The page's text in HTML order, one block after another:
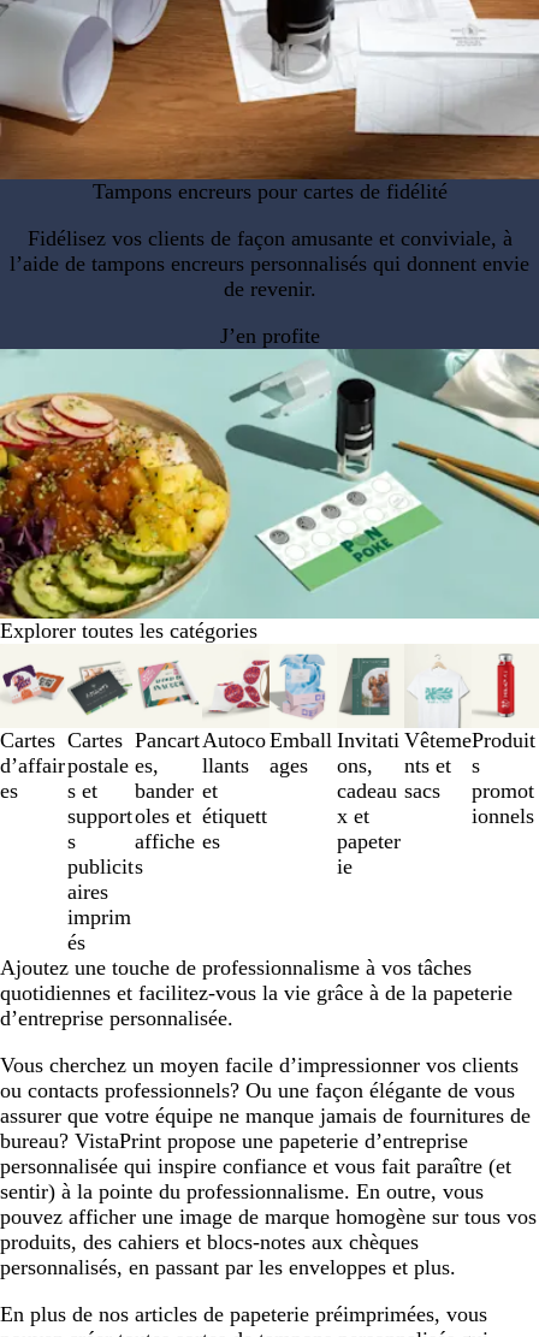
Tampons encreurs pour cartes de fidélité
Fidélisez vos clients de façon amusante et conviviale, à
l’aide de tampons encreurs personnalisés qui donnent envie
de revenir.
J’en profite
Explorer toutes les catégories
Cartes
d’affair
es
Cartes
postale
s et
support
s
publicit
aires
imprim
és
Pancart
es,
bander
oles et
affiche
s
Autoco
llants
et
étiquett
es
Emball
ages
Invitati
ons,
cadeau
x et
papeter
ie
Vêteme
nts et
sacs
Produit
s
promot
ionnels
1
à
3
sur
Ajoutez une touche de professionnalisme à vos tâches
quotidiennes et facilitez-vous la vie grâce à de la papeterie
d’entreprise personnalisée.
Vous cherchez un moyen facile d’impressionner vos clients
ou contacts professionnels? Ou une façon élégante de vous
assurer que votre équipe ne manque jamais de fournitures de
bureau? VistaPrint propose une papeterie d’entreprise
personnalisée qui inspire confiance et vous fait paraître (et
sentir) à la pointe du professionnalisme. En outre, vous
pouvez afficher une image de marque homogène sur tous vos
produits, des cahiers et blocs-notes aux chèques
personnalisés, en passant par les enveloppes et plus.
En plus de nos articles de papeterie préimprimées, vous